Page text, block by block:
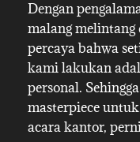
Dengan
malang
percaya bahwa
kami lakukan
personal.
masterpiece
acara kantor,